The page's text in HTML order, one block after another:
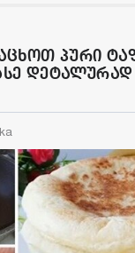
პური
დეტალურად